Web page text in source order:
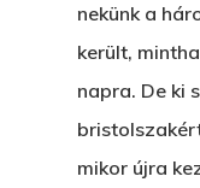
nekünk a
került,
napra. De ki
mikor újra